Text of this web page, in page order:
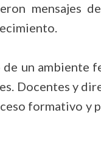
mensajes
un
Docentes y
formativo y